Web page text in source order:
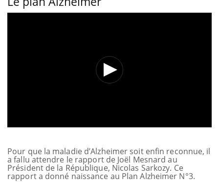
Pour que la maladie d’Alzheimer soit enfin reconnue, il
a fallu attendre le rapport de Joël Mesnard au
Président de la République, Nicolas Sarkozy. Ce
rapport a donné naissance au Plan Alzheimer N°3.